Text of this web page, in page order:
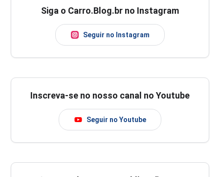
Siga o Carro.Blog.br no Instagram
Seguir no Instagram
Inscreva-se no nosso canal no Youtube
Seguir no Youtube